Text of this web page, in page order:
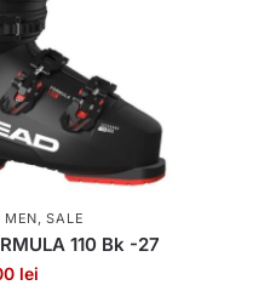
MEN,SALE
110 Bk -27
lei